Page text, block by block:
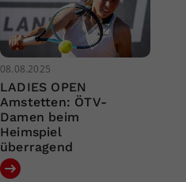
08.08.2025
LADIES OPEN
Amstetten: ÖTV-
Damen beim
Heimspiel
überragend